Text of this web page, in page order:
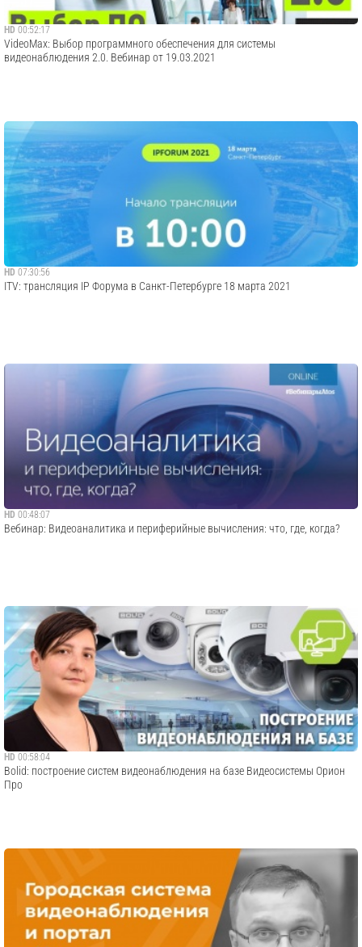
HD 00:52:17
VideoMax: Выбор программного обеспечения для системы
видеонаблюдения 2.0. Вебинар от 19.03.2021
HD 07:30:56
ITV: трансляция IP Форума в Санкт-Петербурге 18 марта 2021
HD 00:48:07
Вебинар: Видеоаналитика и периферийные вычисления: что, где, когда?
HD 00:58:04
Bolid: построение систем видеонаблюдения на базе Видеосистемы Орион
Про